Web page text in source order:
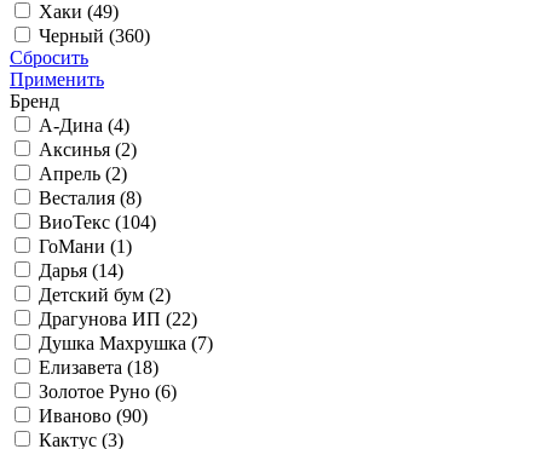
Хаки (49)
Черный (360)
Сбросить
Применить
Бренд
А-Дина (4)
Аксинья (2)
Апрель (2)
Весталия (8)
ВиоТекс (104)
ГоМани (1)
Дарья (14)
Детский бум (2)
Драгунова ИП (22)
Душка Махрушка (7)
Елизавета (18)
Золотое Руно (6)
Иваново (90)
Кактус (3)